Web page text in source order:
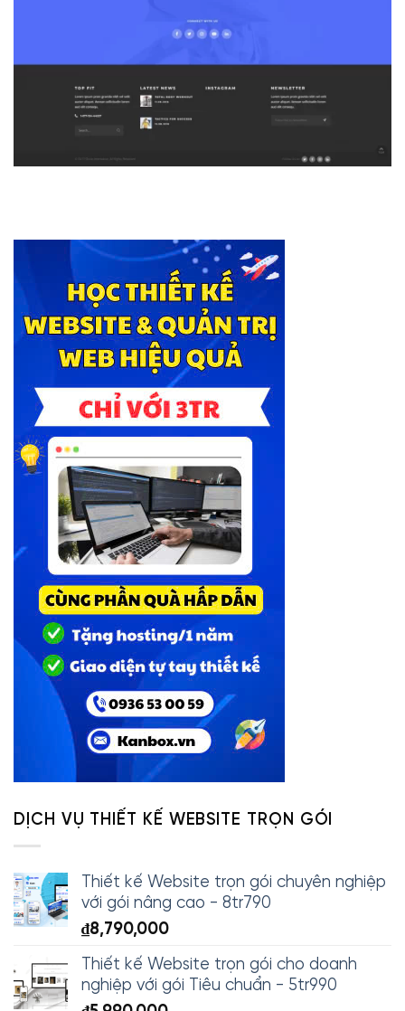
DỊCH VỤ THIẾT KẾ WEBSITE TRỌN GÓI
Thiết kế Website trọn gói chuyên nghiệp
với gói nâng cao - 8tr790
₫8,790,000
Thiết kế Website trọn gói cho doanh
nghiệp với gói Tiêu chuẩn - 5tr990